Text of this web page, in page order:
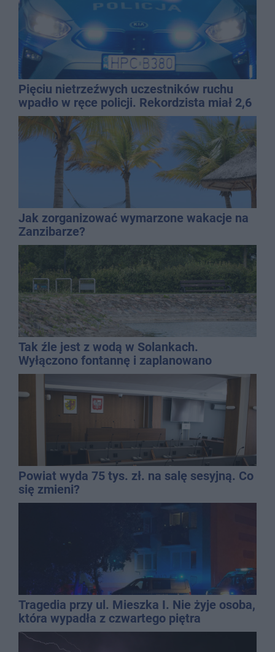
Pięciu nietrzeźwych uczestników ruchu
wpadło w ręce policji. Rekordzista miał 2,6
promila
Jak zorganizować wymarzone wakacje na
Zanzibarze?
Tak źle jest z wodą w Solankach.
Wyłączono fontannę i zaplanowano
dolewkę
Powiat wyda 75 tys. zł. na salę sesyjną. Co
się zmieni?
Tragedia przy ul. Mieszka I. Nie żyje osoba,
która wypadła z czwartego piętra